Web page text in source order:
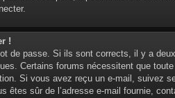
!
de passe. Si ils sont corrects, il y a
Certains forums nécessitent que
Si vous avez reçu un e-mail, suivez
êtes sûr de l’adresse e-mail fournie,